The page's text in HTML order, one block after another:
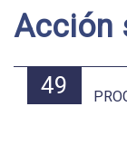
Acción
49